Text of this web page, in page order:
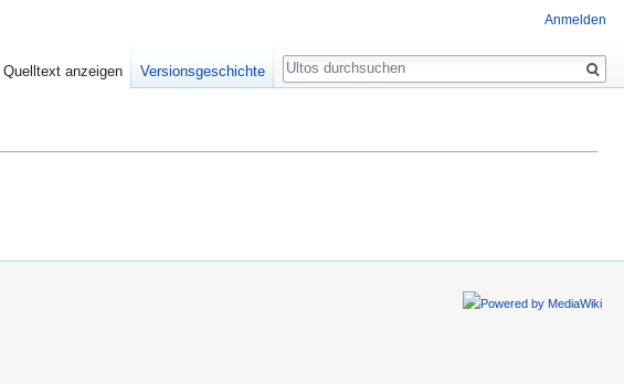
Anmelden
Quelltext anzeigen Versionsgeschichte
Suche